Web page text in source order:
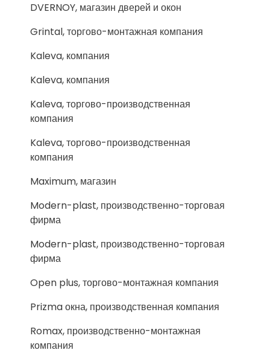
DVERNOY, магазин дверей и окон
Grintal, торгово-монтажная компания
Kaleva, компания
Kaleva, компания
Kaleva, торгово-производственная
компания
Kaleva, торгово-производственная
компания
Maximum, магазин
Modern-plast, производственно-торговая
фирма
Modern-plast, производственно-торговая
фирма
Open plus, торгово-монтажная компания
Prizma окна, производственная компания
Romax, производственно-монтажная
компания